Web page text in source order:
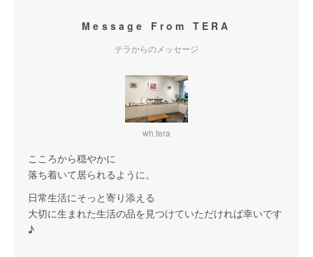
Message From TERA
テラからのメッセージ
wh.tera
こころから穏やかに
落ち着いて居られるように。
日常生活にそっと寄り添える
大切に生まれた生活の品を見つけていただければ幸いです
♪